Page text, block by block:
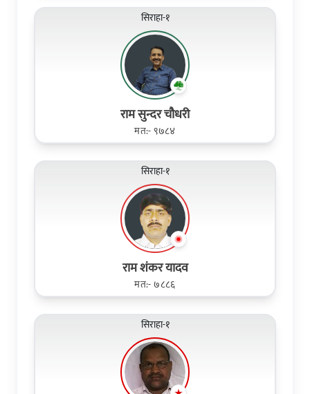
सिराहा-१
राम सुन्दर चौधरी
मत:- ९७८४
सिराहा-१
राम शंकर यादव
मत:- ७८८६
सिराहा-१